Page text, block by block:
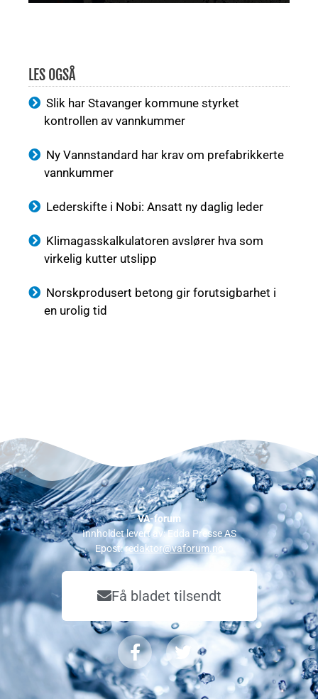
LES OGSÅ
Slik har Stavanger kommune styrket
kontrollen av vannkummer
Ny Vannstandard har krav om prefabrikkerte
vannkummer
Lederskifte i Nobi: Ansatt ny daglig leder
Klimagasskalkulatoren avslører hva som
virkelig kutter utslipp
Norskprodusert betong gir forutsigbarhet i
en urolig tid
VA-forum
Innholdet levert av: Edda Presse AS
Epost:redaktor@vaforum.no
Få bladet tilsendt